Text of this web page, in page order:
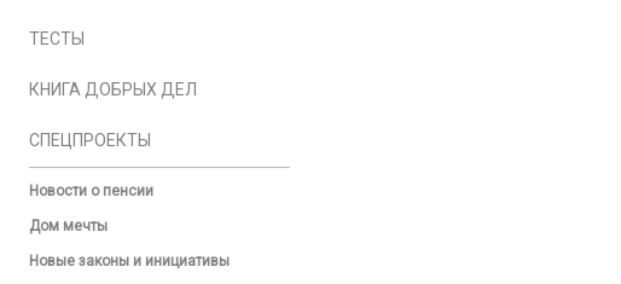
ТЕСТЫ
КНИГА ДОБРЫХ ДЕЛ
СПЕЦПРОЕКТЫ
Новости о пенсии
Дом мечты
Новые законы и инициативы